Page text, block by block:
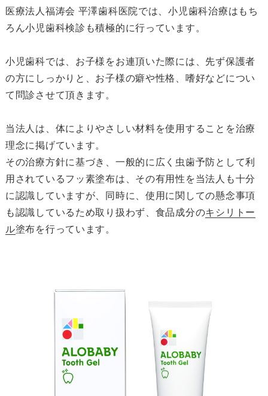
医療法人福涛会 平澤歯科医院では、小児歯科治療はもち
ろん小児歯科検診も積極的に行っています。
小児歯科では、お子様をお連頂いた際には、先ず保護者
の方にしっかりと、 お子様の癖や性格、嗜好などについ
て問診させて頂きます。
当法人は、体によりやさしい材料を使用することを治療
理念に掲げています。
その治療方針に基づき、一般的に広く虫歯予防として利
用されているフッ素塗布は、その有用性を当法人も十分
に認識していますが、同時に、使用に関しての懸念事項
も認識しているため取り扱わず、食品成分のキシリトー
ル塗布を行っています。